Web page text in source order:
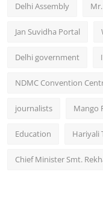
Delhi Assembly
Jan Suvidha Portal
Delhi government
NDMC Convention
journalists Mango
Education Hariyali
Chief Minister Smt.